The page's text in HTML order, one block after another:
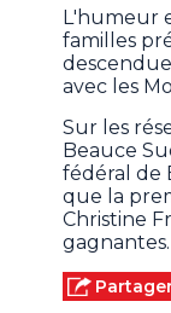
L'humeur
familles
avec les
Sur les
Beauce
fédéral de
que la
Christine
gagnantes.